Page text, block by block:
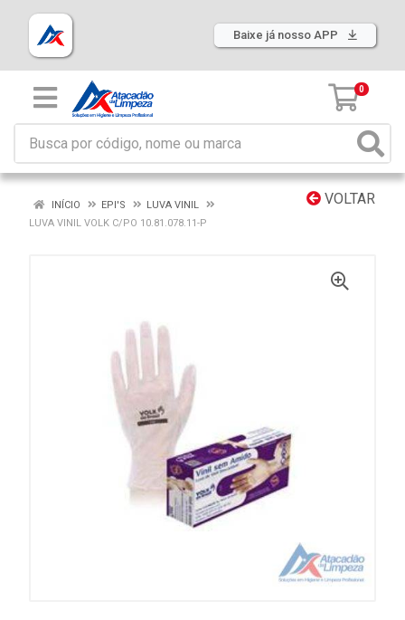
Baixe já nosso APP
0
VOLTAR
INÍCIO EPI'S
LUVA VINIL
LUVA VINIL VOLK C/PO 10.81.078.11-P